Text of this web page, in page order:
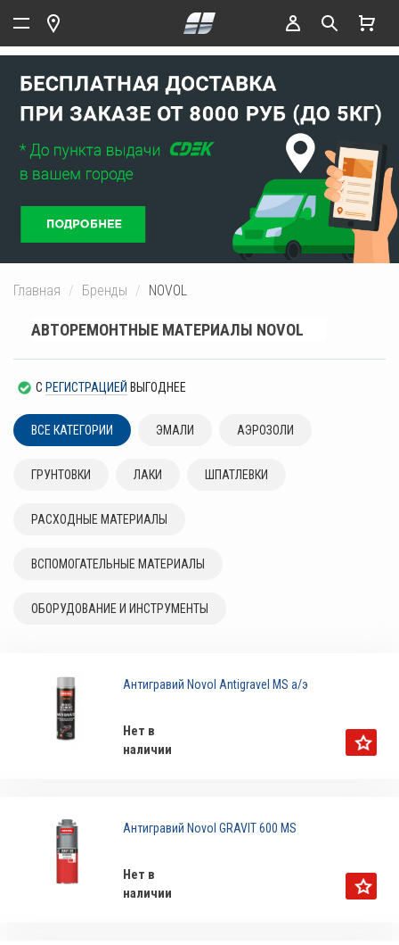
Главная Бренды NOVOL
АВТОРЕМОНТНЫЕ МАТЕРИАЛЫ NOVOL
С РЕГИСТРАЦИЕЙ ВЫГОДНЕЕ
ВСЕ КАТЕГОРИИ ЭМАЛИ АЭРОЗОЛИ
ГРУНТОВКИ ЛАКИ ШПАТЛЕВКИ
РАСХОДНЫЕ МАТЕРИАЛЫ
ВСПОМОГАТЕЛЬНЫЕ МАТЕРИАЛЫ
ОБОРУДОВАНИЕ И ИНСТРУМЕНТЫ
Антигравий Novol Antigravel MS а/э
Нет в
наличии
Антигравий Novol GRAVIT 600 MS
Нет в
наличии